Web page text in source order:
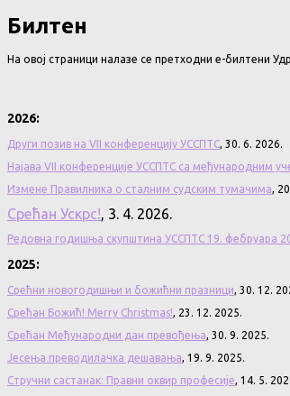
Билтен
На овој страници налазе се претходни е-билтени
2026:
Други позив на VII конференцију УССПТС, 30. 6. 2026.
Најава VII конференције УССПТС са међународним
Измене Правилника о сталним судским тумачима,
Срећан Ускрс!, 3. 4. 2026.
Редовна годишња скупштина УССПТС 19. фебруара
2025:
Срећни новогодишњи и божићни празници, 30. 12.
Срећан Божић! Merry Christmas!, 23. 12. 2025.
Срећан Међународни дан превођења, 30. 9. 2025.
Јесења преводилачка дешавања, 19. 9. 2025.
Стручни састанак: Правни оквир професије, 14. 5.